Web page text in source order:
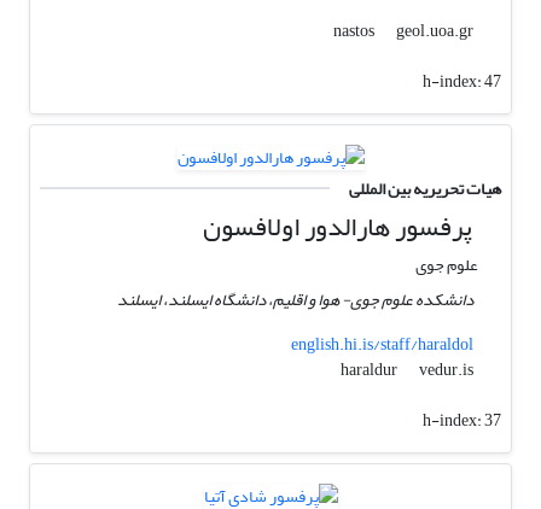
nastos
geol.uoa.gr
h-index:47
هیات تحریریه بین المللی
پرفسور هارالدور اولافسون
علوم جوی
دانشکده علوم جوی- هوا و اقلیم، دانشگاه ایسلند، ایسلند
english.hi.is/staff/haraldol
haraldur
vedur.is
h-index:37